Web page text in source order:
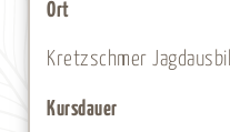
Ort
Kretzschmer
Kursdauer